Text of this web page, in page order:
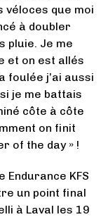
véloces que moi
à doubler
pluie. Je me
et on est allés
foulée j’ai aussi
je me battais
côte à côte
on finit
of the day » !
Endurance KFS
un point final
à Laval les 19